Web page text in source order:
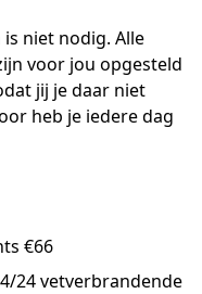
niet nodig. Alle
voor jou opgesteld
jij je daar niet
heb je iedere dag
€66
24 vetverbrandende